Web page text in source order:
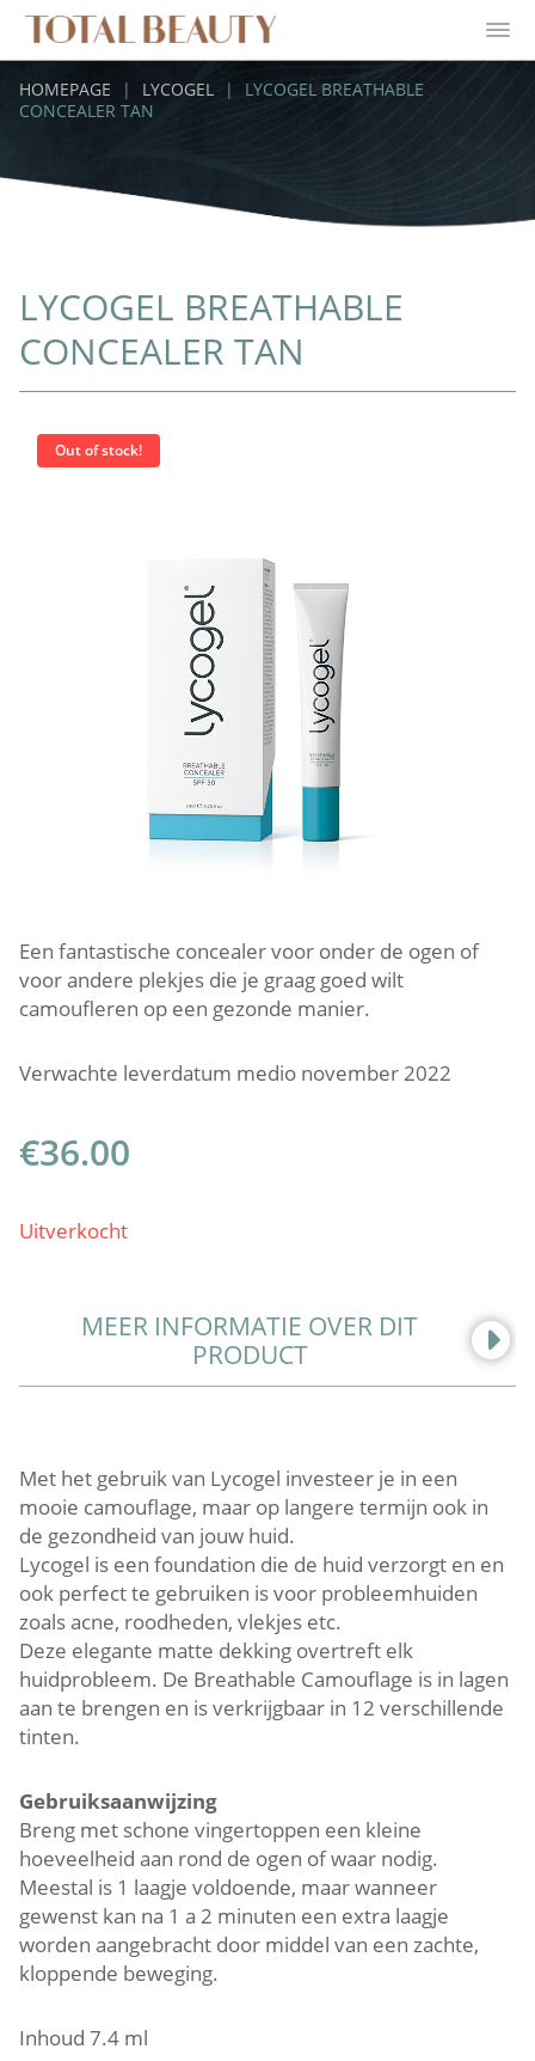
HOMEPAGE | LYCOGEL |
LYCOGEL BREATHABLE
CONCEALER TAN
LYCOGEL BREATHABLE
CONCEALER TAN
Out of stock!
Een fantastische concealer voor onder de ogen of
voor andere plekjes die je graag goed wilt
camoufleren op een gezonde manier.
Verwachte leverdatum medio november 2022
€36.00
Uitverkocht
MEER INFORMATIE OVER DIT
PRODUCT
Met het gebruik van Lycogel investeer je in een
mooie camouflage, maar op langere termijn ook in
de gezondheid van jouw huid.
Lycogel is een foundation die de huid verzorgt en en
ook perfect te gebruiken is voor probleemhuiden
zoals acne, roodheden, vlekjes etc.
Deze elegante matte dekking overtreft elk
huidprobleem. De Breathable Camouflage is in lagen
aan te brengen en is verkrijgbaar in 12 verschillende
tinten.
Gebruiksaanwijzing
Breng met schone vingertoppen een kleine
hoeveelheid aan rond de ogen of waar nodig.
Meestal is 1 laagje voldoende, maar wanneer
gewenst kan na 1 a 2 minuten een extra laagje
worden aangebracht door middel van een zachte,
kloppende beweging.
Inhoud 7.4 ml